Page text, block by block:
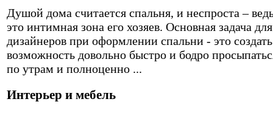
Душой дома считается спальня, и неспроста –
это интимная зона его хозяев. Основная задача для
дизайнеров при оформлении спальни - это создать
возможность довольно быстро и бодро
по утрам и полноценно ...
Интерьер и мебель